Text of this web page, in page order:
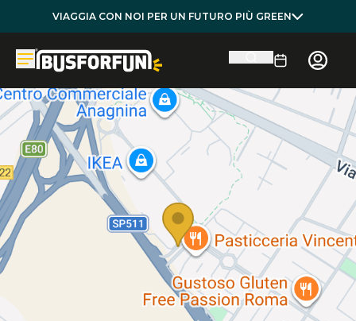
VIAGGIA CON NOI PER UN FUTURO PIÙ GREEN